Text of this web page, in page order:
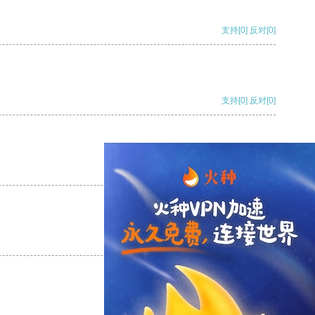
支持[0] 反对[0]
支持[0] 反对[0]
支持
支持[0] 反对[0]
支持[0] 反对[0]